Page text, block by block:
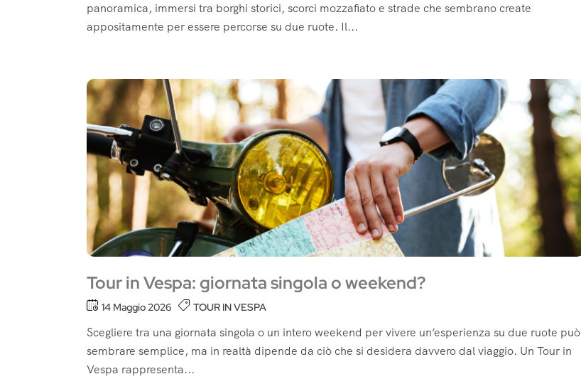
panoramica, immersi tra borghi storici, scorci mozzafiato e strade che sembrano create
appositamente per essere percorse su due ruote. Il...
Tour in Vespa: giornata singola o weekend?
14 Maggio 2026 TOUR IN VESPA
Scegliere tra una giornata singola o un intero weekend per vivere un’esperienza su due ruote può
sembrare semplice, ma in realtà dipende da ciò che si desidera davvero dal viaggio. Un Tour in
Vespa rappresenta...